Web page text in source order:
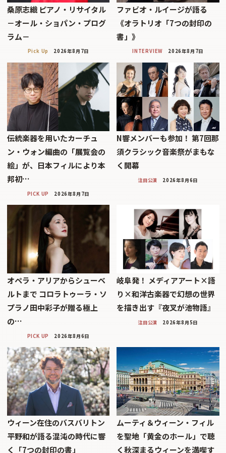
桑原志織 ピアノ・リサイタル
－オール・ショパン・プログ
ラム－
Pick Up 2026年8月7日
ファビオ・ルイージが語る
《オラトリオ「7つの封印の
書」》
INTERVIEW 2026年8月7日
伝統楽器を用いたカーチュ
ン・ウォン編曲の「展覧会の
絵」が、日本フィルにより本
邦初…
PICK UP 2026年8月7日
N響メンバーも参加！ 第7回那
須クラシック音楽祭がまもな
く開幕
注目公演 2026年8月6日
オペラ・アリアからシューベ
ルトまで コロラトゥーラ・ソ
プラノ田中彩子が贈る極上
の…
PICK UP 2026年8月6日
岐阜発！ メディアアート×語
り×和洋古楽器で幻想の世界
を描き出す『夜叉が池物語』
注目公演 2026年8月5日
ウィーン在住のバスバリトン
平野和が語る混沌の時代に響
く「7つの封印の書」
ムーティ＆ウィーン・フィル
を聖地「黄金のホール」で聴
く秋深まるウィーンを満喫す